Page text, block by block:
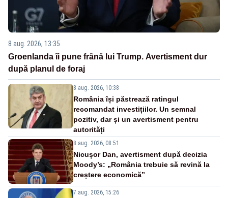
8 aug. 2026, 13:35
Groenlanda îi pune frână lui Trump. Avertisment dur
după planul de foraj
8 aug. 2026, 10:38
România își păstrează ratingul
recomandat investițiilor. Un semnal
pozitiv, dar și un avertisment pentru
autorități
8 aug. 2026, 08:51
Nicușor Dan, avertisment după decizia
Moody’s: „România trebuie să revină la
creștere economică”
7 aug. 2026, 15:26